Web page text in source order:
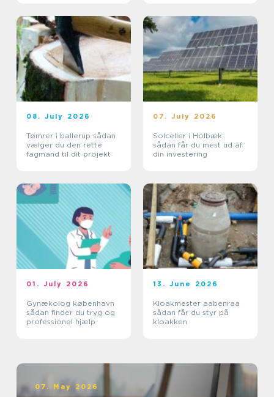
08. July 2026
Tømrer i ballerup sådan
vælger du den rette
fagmand til dit projekt
07. July 2026
Solceller i Holbæk:
sådan får du mest ud af
din investering
01. July 2026
Gynækolog københavn
sådan finder du tryg og
professionel hjælp
13. June 2026
Kloakmester aabenraa
sådan får du styr på
kloakken
07. May 2026